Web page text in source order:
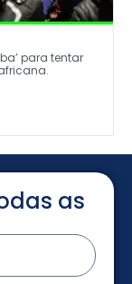
para tentar
as